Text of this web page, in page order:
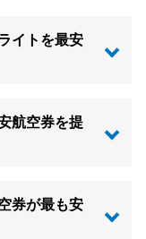
イトを最安
航空券を提
券が最も安